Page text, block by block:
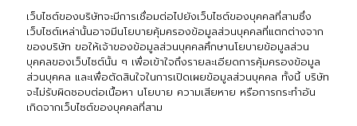
เว็บไซต์ของบริษัทจะมีการเชื่อมต่อไปยังเว็บไซต์ของบุคคลที่สามซึ่ง
เว็บไซต์เหล่านั้นอาจมีนโยบายคุ้มครองข้อมูลส่วนบุคคลที่แตกต่างจาก
ของบริษัท ขอให้เจ้าของข้อมูลส่วนบุคคลศึกษานโยบายข้อมูลส่วน
บุคคลของเว็บไซต์นั้น ๆ เพื่อเข้าใจถึงรายละเอียดการคุ้มครองข้อมูล
ส่วนบุคคล และเพื่อตัดสินใจในการเปิดเผยข้อมูลส่วนบุคคล ทั้งนี้ บริษัท
จะไม่รับผิดชอบต่อเนื้อหา นโยบาย ความเสียหาย หรือการกระทำอัน
เกิดจากเว็บไซต์ของบุคคลที่สาม